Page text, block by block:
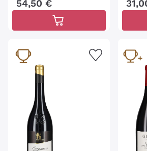
54,50 € 31,